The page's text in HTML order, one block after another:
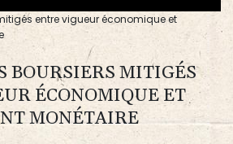
entre vigueur économique et
BOURSIERS MITIGÉS
ÉCONOMIQUE ET
MONÉTAIRE